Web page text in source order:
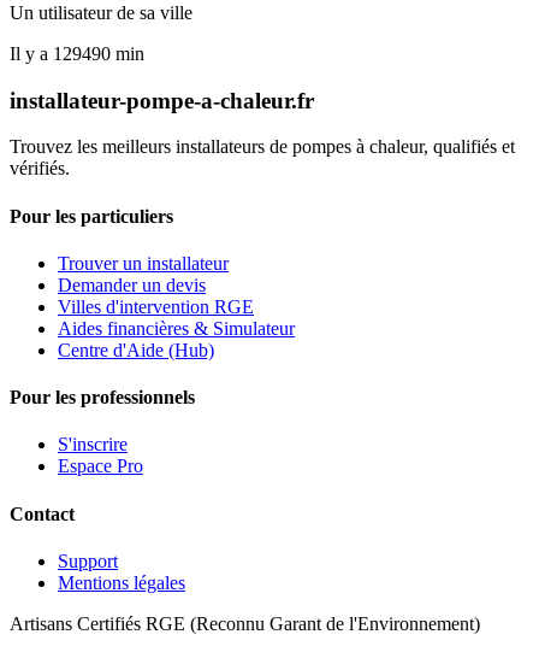
Un utilisateur de sa ville
Il y a 129490 min
installateur-pompe-a-chaleur.fr
Trouvez les meilleurs installateurs de pompes à chaleur, qualifiés et
vérifiés.
Pour les particuliers
Trouver un installateur
Demander un devis
Villes d'intervention RGE
Aides financières & Simulateur
Centre d'Aide (Hub)
Pour les professionnels
S'inscrire
Espace Pro
Contact
Support
Mentions légales
Artisans Certifiés RGE (Reconnu Garant de l'Environnement)